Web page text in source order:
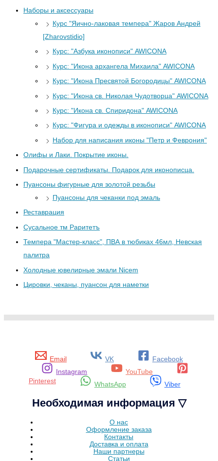
Наборы и аксессуары
Курс "Яично-лаковая темпера" Жаров Андрей
[Zharovstidio]
Курс: "Азбука иконописи" AWICONA
Курс: "Икона архангела Михаила" AWICONA
Курс: "Икона Пресвятой Богородицы" AWICONA
Курс: "Икона св. Николая Чудотворца" AWICONA
Курс: "Икона св. Спиридона" AWICONA
Курс: "Фигура и одежды в иконописи" AWICONA
Набор для написания иконы "Петр и Феврония"
Олифы и Лаки. Покрытие иконы.
Подарочные сертификаты. Подарок для иконописца.
Пуансоны фигурные для золотой резьбы
Пуансоны для чеканки под эмаль
Реставрация
Сусальное тм Раритетъ
Темпера "Мастер-класс", ПВА в тюбиках 46мл, Невская
палитра
Холодные ювелирные эмали Nicem
Цировки, чеканы, пуансон для наметки
Email VK
Facebook
Instagram
YouTube
Pinterest
WhatsApp Viber
Необходимая информация ▽
О нас
Оформление заказа
Контакты
Доставка и оплата
Наши партнеры
Статьи